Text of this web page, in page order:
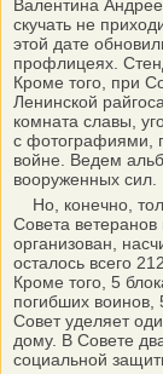
Валентина
скучать не
этой дате
профлицеях.
Кроме того, при
Ленинской
комната славы,
с фотографиями,
войне. Ведем
вооруженных сил.
Но, конечно,
Совета ветеранов
организован,
осталось всего
Кроме того, 5
погибших
Совет уделяет
дому. В Совете
социальной